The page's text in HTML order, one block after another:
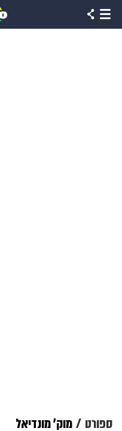
ספורט מוק' מונדיאל